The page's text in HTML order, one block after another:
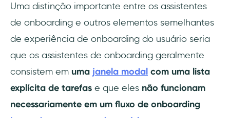
Uma distinção importante entre os assistentes
de onboarding e outros elementos semelhantes
de experiência de onboarding do usuário seria
que os assistentes de onboarding geralmente
consistem em uma janela modal com uma lista
explícita de tarefas e que eles não funcionam
necessariamente em um fluxo de onboarding